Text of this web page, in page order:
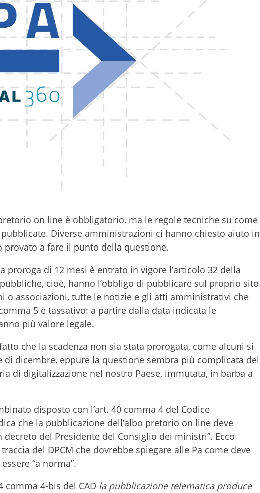
on line è obbligatorio, ma le regole tecniche su come
Diverse amministrazioni ci hanno chiesto aiuto in
a fare il punto della questione.
proroga di 12 mesi è entrato in vigore l’articolo 32 della
cioè, hanno l’obbligo di pubblicare sul proprio sito
associazioni, tutte le notizie e gli atti amministrativi che
5 è tassativo: a partire dalla data indicata le
più valore legale.
che la scadenza non sia stata prorogata, come alcuni si
dicembre, eppure la questione sembra più complicata del
di digitalizzazione nel nostro Paese, immutata, in barba a
disposto con l’art. 40 comma 4 del Codice
che la pubblicazione dell’albo pretorio on line deve
del Presidente del Consiglio dei ministri”. Ecco
del DPCM che dovrebbe spiegare alle Pa come deve
“a norma”.
comma 4-bis del CAD la pubblicazione telematica produce